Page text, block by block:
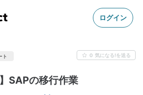
ログイン
ト 0 気になる!を送る
SAPの移行作業